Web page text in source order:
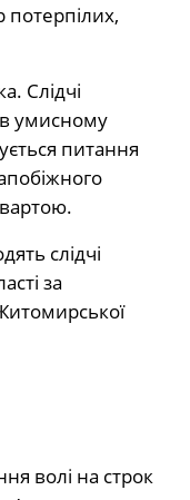
потерпілих,
Слідчі
умисному
питання
слідчі
за
волі на строк